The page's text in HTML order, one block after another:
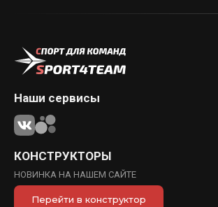
Наши сервисы
КОНСТРУКТОРЫ
НОВИНКА НА НАШЕМ САЙТЕ
Перейти в конструктор